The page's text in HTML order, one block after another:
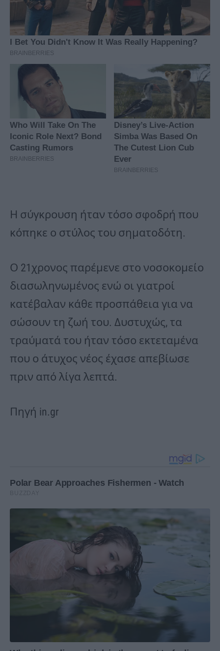
Η σύγκρουση ήταν τόσο σφοδρή που
κόπηκε ο στύλος του σηματοδότη.
Ο 21χρονος παρέμενε στο νοσοκομείο
διασωληνωμένος ενώ οι γιατροί
κατέβαλαν κάθε προσπάθεια για να
σώσουν τη ζωή του. Δυστυχώς, τα
τραύματά του ήταν τόσο εκτεταμένα
που ο άτυχος νέος έχασε απεβίωσε
πριν από λίγα λεπτά.
Πηγή in.gr